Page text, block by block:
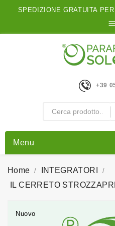
SPEDIZIONE GRATUITA
+39
Menu
Home
INTEGRATORI
IL CERRETO
Nuovo